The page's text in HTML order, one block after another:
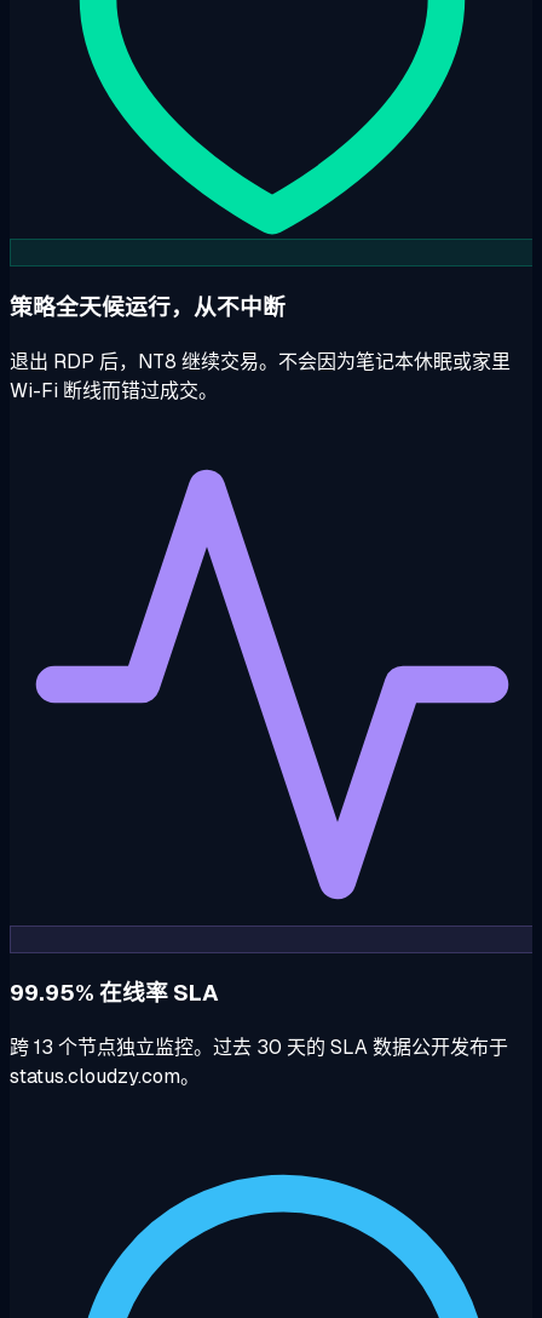
策略全天候运行，从不中断
退出 RDP 后，NT8 继续交易。不会因为笔记本休眠或家里
Wi-Fi 断线而错过成交。
99.95% 在线率 SLA
跨 13 个节点独立监控。过去 30 天的 SLA 数据公开发布于
status.cloudzy.com。